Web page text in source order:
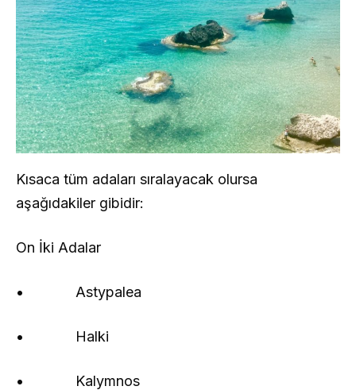
Kısaca tüm adaları sıralayacak olursa
aşağıdakiler gibidir:
On İki Adalar
• Astypalea
• Halki
• Kalymnos